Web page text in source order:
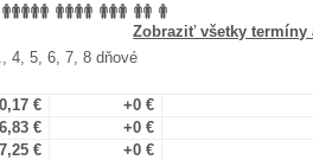
Zobraziť všetky termíny
4, 5, 6, 7, 8 dňové
€
+0 €
€
+0 €
€
+0 €